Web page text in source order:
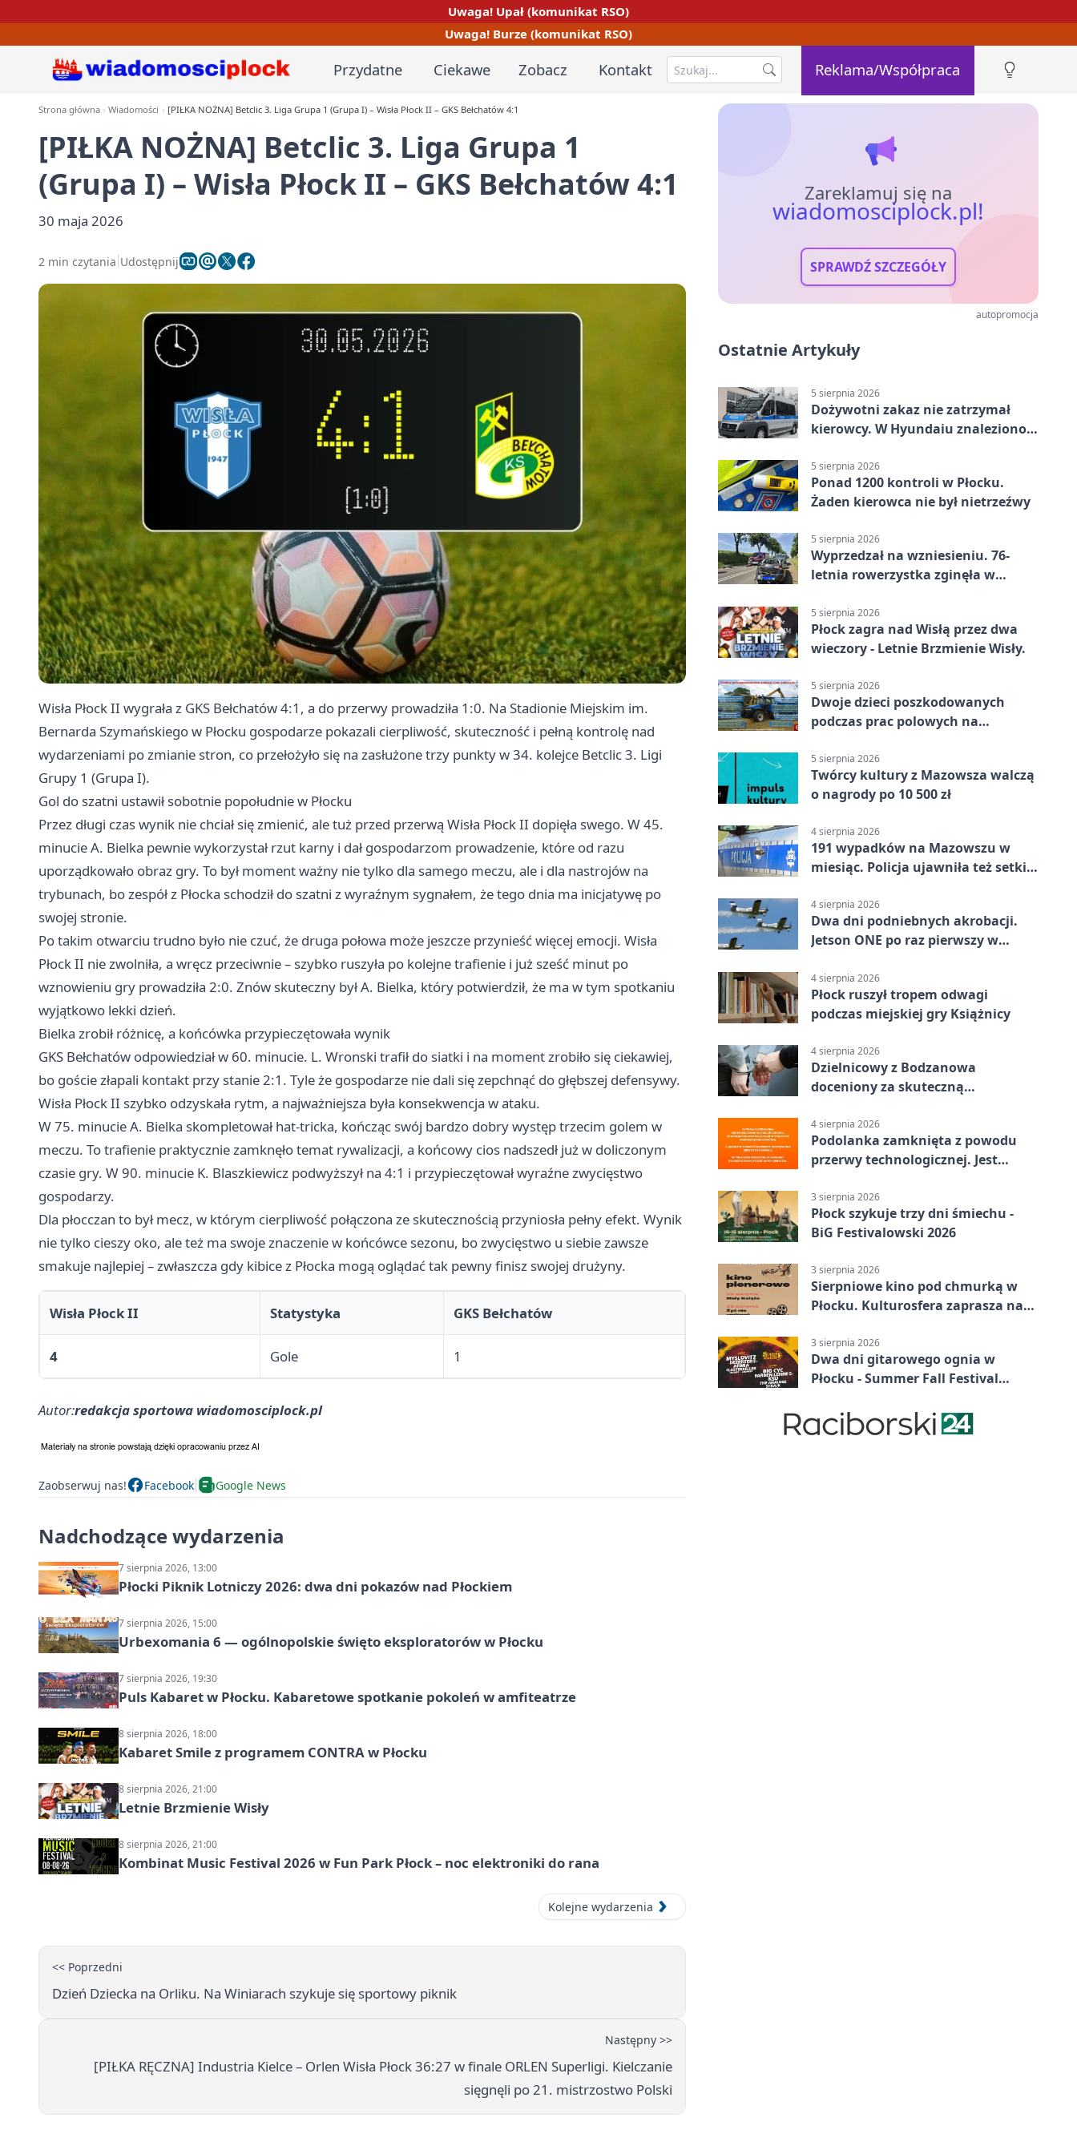
Uwaga! Upał (komunikat RSO)
Uwaga! Burze (komunikat RSO)
Przydatne Ciekawe Zobacz Kontakt Reklama/Współpraca
Strona główna Wiadomości [PIŁKA NOŻNA] Betclic 3. Liga Grupa 1 (Grupa I) – Wisła Płock II – GKS Bełchatów 4:1
[PIŁKA NOŻNA] Betclic 3. Liga Grupa 1
(Grupa I) – Wisła Płock II – GKS Bełchatów 4:1
30 maja 2026
2 min czytania Udostępnij
Wisła Płock II wygrała z GKS Bełchatów4:1, a do przerwy prowadziła 1:0. Na Stadionie Miejskim im.
Bernarda Szymańskiego w Płocku gospodarze pokazali cierpliwość, skuteczność i pełną kontrolę nad
wydarzeniami po zmianie stron, co przełożyło się na zasłużone trzy punkty w 34. kolejce Betclic 3. Ligi
Grupy 1 (Grupa I).
Gol do szatni ustawił sobotnie popołudnie w Płocku
Przez długi czas wynik nie chciał się zmienić, ale tuż przed przerwą Wisła Płock II dopięła swego. W 45.
minucie A. Bielka pewnie wykorzystał rzut karny i dał gospodarzom prowadzenie, które od razu
uporządkowało obraz gry. To był moment ważny nie tylko dla samego meczu, ale i dla nastrojów na
trybunach, bo zespół z Płocka schodził do szatni z wyraźnym sygnałem, że tego dnia ma inicjatywę po
swojej stronie.
Po takim otwarciu trudno było nie czuć, że druga połowa może jeszcze przynieść więcej emocji. Wisła
Płock II nie zwolniła, a wręcz przeciwnie – szybko ruszyła po kolejne trafienie i już sześć minut po
wznowieniu gry prowadziła 2:0. Znów skuteczny był A. Bielka, który potwierdził, że ma w tym spotkaniu
wyjątkowo lekki dzień.
Bielka zrobił różnicę, a końcówka przypieczętowała wynik
GKS Bełchatów odpowiedział w 60. minucie. L. Wronski trafił do siatki i na moment zrobiło się ciekawiej,
bo goście złapali kontakt przy stanie 2:1. Tyle że gospodarze nie dali się zepchnąć do głębszej defensywy.
Wisła Płock II szybko odzyskała rytm, a najważniejsza była konsekwencja w ataku.
W 75. minucie A. Bielka skompletował hat-tricka, kończąc swój bardzo dobry występ trzecim golem w
meczu. To trafienie praktycznie zamknęło temat rywalizacji, a końcowy cios nadszedł już w doliczonym
czasie gry. W 90. minucie K. Blaszkiewicz podwyższył na 4:1 i przypieczętował wyraźne zwycięstwo
gospodarzy.
Dla płocczan to był mecz, w którym cierpliwość połączona ze skutecznością przyniosła pełny efekt. Wynik
nie tylko cieszy oko, ale też ma swoje znaczenie w końcówce sezonu, bo zwycięstwo u siebie zawsze
smakuje najlepiej – zwłaszcza gdy kibice z Płocka mogą oglądać tak pewny finisz swojej drużyny.
Wisła Płock II Statystyka GKS Bełchatów
4 Gole 1
Autor:redakcja sportowa wiadomosciplock.pl
Zaobserwuj nas! Facebook Google News
Nadchodzące wydarzenia
7 sierpnia 2026, 13:00
Płocki Piknik Lotniczy 2026: dwa dni pokazów nad Płockiem
7 sierpnia 2026, 15:00
Urbexomania 6 — ogólnopolskie święto eksploratorów w Płocku
7 sierpnia 2026, 19:30
Puls Kabaret w Płocku. Kabaretowe spotkanie pokoleń w amfiteatrze
8 sierpnia 2026, 18:00
Kabaret Smile z programem CONTRA w Płocku
8 sierpnia 2026, 21:00
Letnie Brzmienie Wisły
8 sierpnia 2026, 21:00
Kombinat Music Festival 2026 w Fun Park Płock – noc elektroniki do rana
Kolejne wydarzenia
<< Poprzedni
Dzień Dziecka na Orliku. Na Winiarach szykuje się sportowy piknik
Następny >>
[PIŁKA RĘCZNA] Industria Kielce – Orlen Wisła Płock 36:27 w finale ORLEN Superligi. Kielczanie
sięgnęli po 21. mistrzostwo Polski
Zareklamuj się na
wiadomosciplock.pl!
SPRAWDŹ SZCZEGÓŁY
autopromocja
Ostatnie Artykuły
5 sierpnia 2026
Dożywotni zakaz nie zatrzymał
kierowcy. W Hyundaiu znaleziono
5 sierpnia 2026
Ponad 1200 kontroli w Płocku.
Żaden kierowca nie był nietrzeźwy
5 sierpnia 2026
Wyprzedzał na wzniesieniu. 76-
letnia rowerzystka zginęła w
5 sierpnia 2026
Płock zagra nad Wisłą przez dwa
wieczory - Letnie Brzmienie Wisły.
5 sierpnia 2026
Dwoje dzieci poszkodowanych
podczas prac polowych na
5 sierpnia 2026
Twórcy kultury z Mazowsza walczą
o nagrody po 10 500 zł
4 sierpnia 2026
191 wypadków na Mazowszu w
miesiąc. Policja ujawniła też setki
4 sierpnia 2026
Dwa dni podniebnych akrobacji.
Jetson ONE po raz pierwszy w
4 sierpnia 2026
Płock ruszył tropem odwagi
podczas miejskiej gry Książnicy
4 sierpnia 2026
Dzielnicowy z Bodzanowa
doceniony za skuteczną
4 sierpnia 2026
Podolanka zamknięta z powodu
przerwy technologicznej. Jest
3 sierpnia 2026
Płock szykuje trzy dni śmiechu -
BiG Festivalowski 2026
3 sierpnia 2026
Sierpniowe kino pod chmurką w
Płocku. Kulturosfera zaprasza na
3 sierpnia 2026
Dwa dni gitarowego ognia w
Płocku - Summer Fall Festival